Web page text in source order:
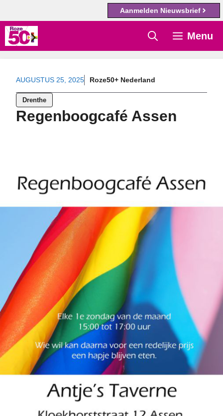
Aanmelden Nieuwsbrief
Ga
naar
inhoud
Menu
AUGUSTUS 25, 2025 Roze50+ Nederland
Drenthe
Regenboogcafé Assen